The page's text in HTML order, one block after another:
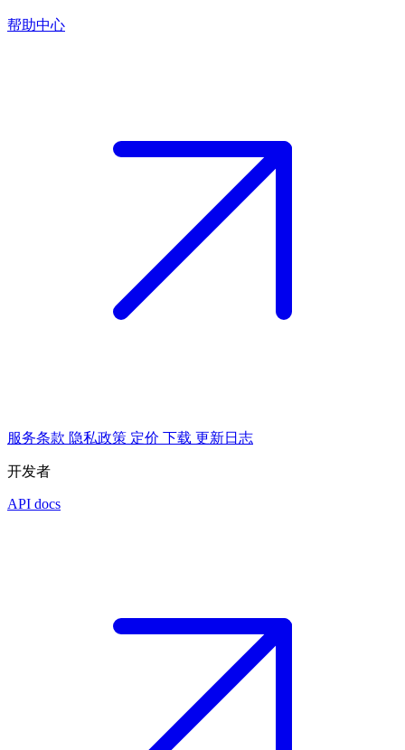
帮助中心
服务条款 隐私政策 定价 下载 更新日志
开发者
API docs